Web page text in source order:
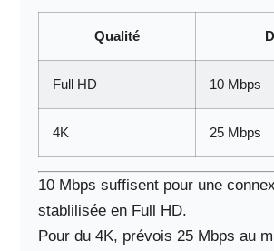
Qualité
Full HD 10 Mbps
4K 25 Mbps
10 Mbps suffisent pour une
stablilisée en Full HD.
Pour du 4K, prévois 25 Mbps au